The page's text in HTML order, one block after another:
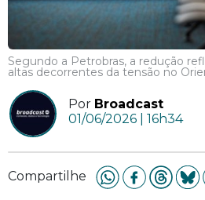
Segundo a Petrobras, a redução
altas decorrentes da tensão no
Por Broadcast
01/06/2026 | 16h34
Compartilhe